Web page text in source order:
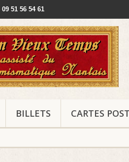
09 51 56 54 61
BILLETS CARTES